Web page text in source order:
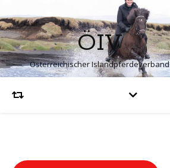
ÖIV
Österreichischer Islandpferdeverband